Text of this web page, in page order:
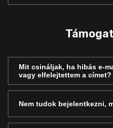
Mit csináljak, ha hibás e-
vagy elfelejtettem a címet?
Nem tudok bejelentkezni,